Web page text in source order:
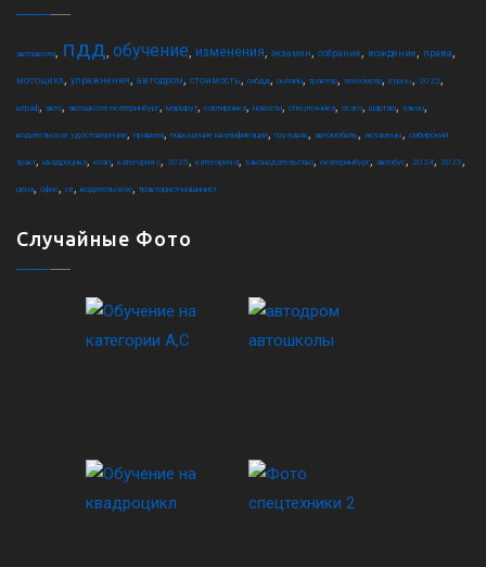
автошкола, пдд, обучение, изменения, экзамен, собрание, вождение, права,
мотоцикл, упражнения, автодром, стоимость, гибдд, онлайн, трактор, техосмотр, курсы, 2022,
штраф, авто, автошкола екатеринбург, маршрут, сортировка, новости, спецтехника, осаго, шарташ, закон,
водительское удостоверение, правила, повышение квалификации, грузовик, автомобиль, экзамены, сибирский
тракт, квадроцикл, коап, категория c, 2025, категория d, законодательство, екатеринбург, автобус, 2024, 2023,
цена, офис, ce, водительское, тракторист-машинист
Случайные Фото